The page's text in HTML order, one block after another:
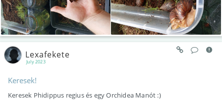
July 2023
Lexafekete
Keresek!
Keresek Phidippus regius és egy Orchidea Manót :)